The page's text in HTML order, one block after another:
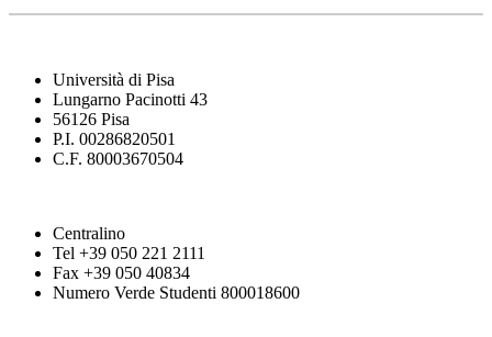
Università di Pisa
Lungarno Pacinotti 43
56126 Pisa
P.I. 00286820501
C.F. 80003670504
Centralino
Tel +39 050 221 2111
Fax +39 050 40834
Numero Verde Studenti 800018600